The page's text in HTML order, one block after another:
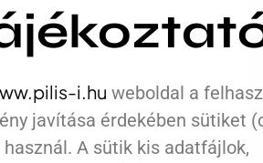
i.hu weboldal a
javítása érdekében sütiket
használ. A sütik kis adatfájlok,